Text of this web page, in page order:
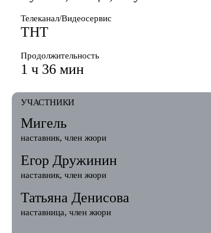
Телеканал/Видеосервис
ТНТ
Продолжительность
1 ч 36 мин
УЧАСТНИКИ
Мигель
наставник, член жюри
Егор Дружинин
наставник, член жюри
Татьяна Денисова
наставница, член жюри